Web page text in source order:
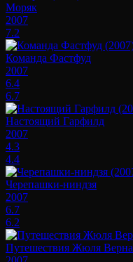
Моряк
2007
7.2
Команда Фастфуд
2007
6.4
6.7
Настоящий Гарфилд
2007
4.3
4.4
Черепашки-ниндзя
2007
6.7
6.2
Путешествия Жюля Верна